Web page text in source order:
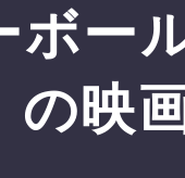
ボー
の映